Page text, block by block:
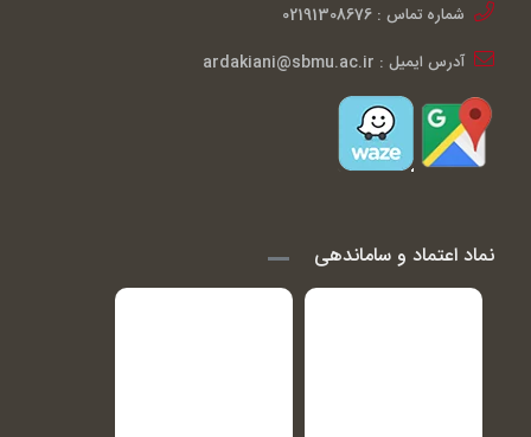
شماره تماس : 02191308676
آدرس ایمیل : ardakiani@sbmu.ac.ir
نماد اعتماد و ساماندهی